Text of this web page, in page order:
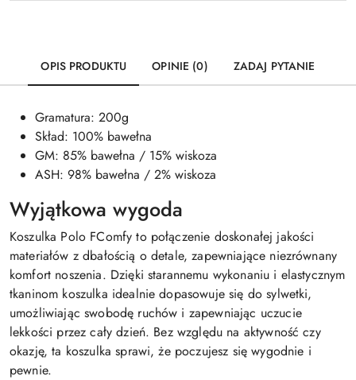
OPIS PRODUKTU OPINIE (0) ZADAJ PYTANIE
Gramatura: 200g
Skład: 100% bawełna
GM: 85% bawełna / 15% wiskoza
ASH: 98% bawełna / 2% wiskoza
Wyjątkowa wygoda
Koszulka Polo FComfy to połączenie doskonałej jakości
materiałów z dbałością o detale, zapewniające niezrównany
komfort noszenia. Dzięki starannemu wykonaniu i elastycznym
tkaninom koszulka idealnie dopasowuje się do sylwetki,
umożliwiając swobodę ruchów i zapewniając uczucie
lekkości przez cały dzień. Bez względu na aktywność czy
okazję, ta koszulka sprawi, że poczujesz się wygodnie i
pewnie.